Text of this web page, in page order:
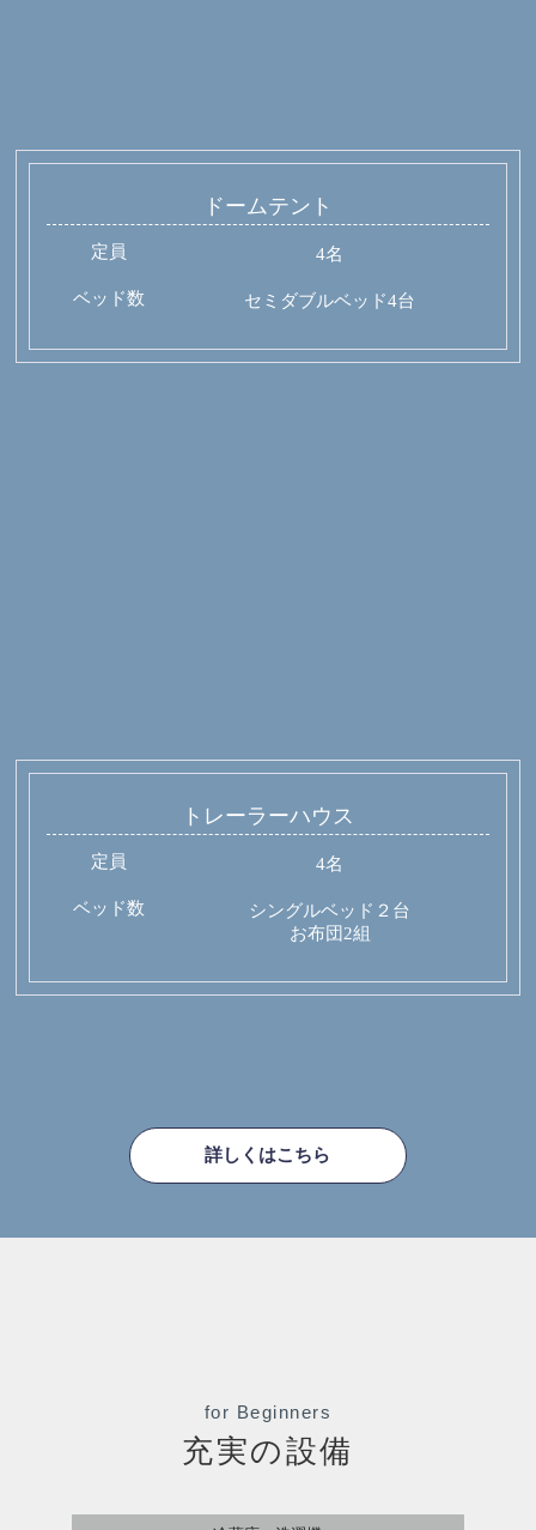
ドームテント
定員 4名
ベッド数 セミダブルベッド4台
トレーラーハウス
定員 4名
ベッド数
シングルベッド２台
お布団2組
詳しくはこちら
for Beginners
充実の設備